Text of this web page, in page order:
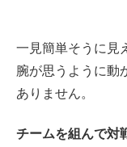
一見簡単そうに見
腕が思うように動
ありません。
チームを組んで対